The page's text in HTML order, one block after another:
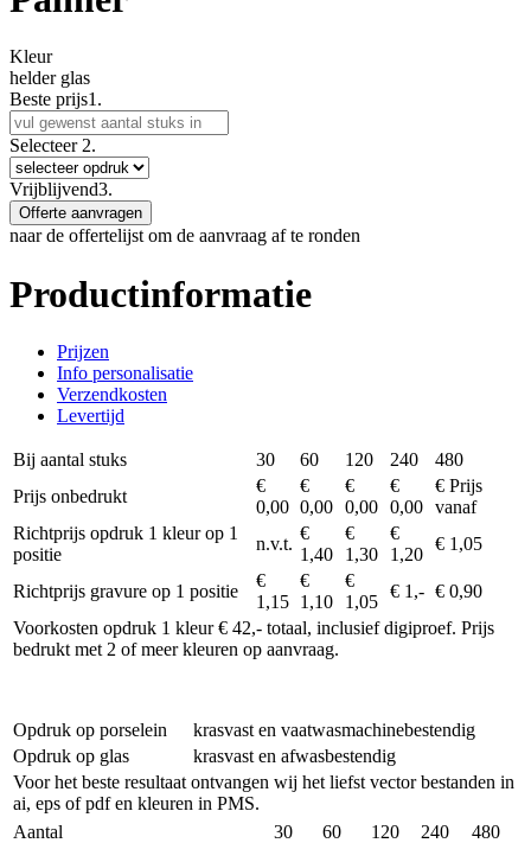
Kleur
helder glas
Beste prijs1.
Selecteer 2.
Vrijblijvend3.
Offerte aanvragen
naar de offertelijst om de aanvraag af te ronden
Productinformatie
Prijzen
Info personalisatie
Verzendkosten
Levertijd
Bij aantal stuks 30 60 120 240
480
Prijs onbedrukt
€
0,00
€
0,00
€
0,00
€
0,00
€ Prijs
vanaf
Richtprijs opdruk 1 kleur op 1
positie
n.v.t.
€
1,40
€
1,30
€
1,20
€ 1,05
Richtprijs gravure op 1 positie
€
1,15
€
1,10
€
1,05
€ 1,- € 0,90
Voorkosten opdruk 1 kleur € 42,- totaal, inclusief digiproef. Prijs
bedrukt met 2 of meer kleuren op aanvraag.
Opdruk op porselein
krasvast en vaatwasmachinebestendig
Opdruk op glas
krasvast en afwasbestendig
Voor het beste resultaat ontvangen wij het liefst vector bestanden in
ai, eps of pdf en kleuren in PMS.
Aantal
30 60 120 240 480